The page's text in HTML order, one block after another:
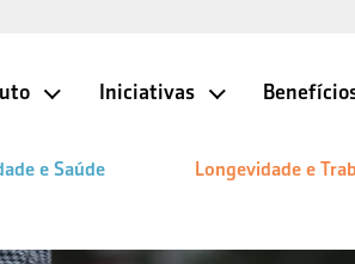
Iniciativas
e Saúde Longevidade e